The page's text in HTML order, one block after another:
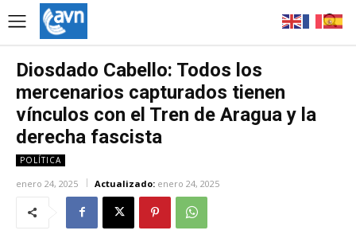
Diosdado Cabello: Todos los
mercenarios capturados tienen
vínculos con el Tren de Aragua y la
derecha fascista
POLÍTICA
enero 24, 2025 Actualizado: enero 24, 2025